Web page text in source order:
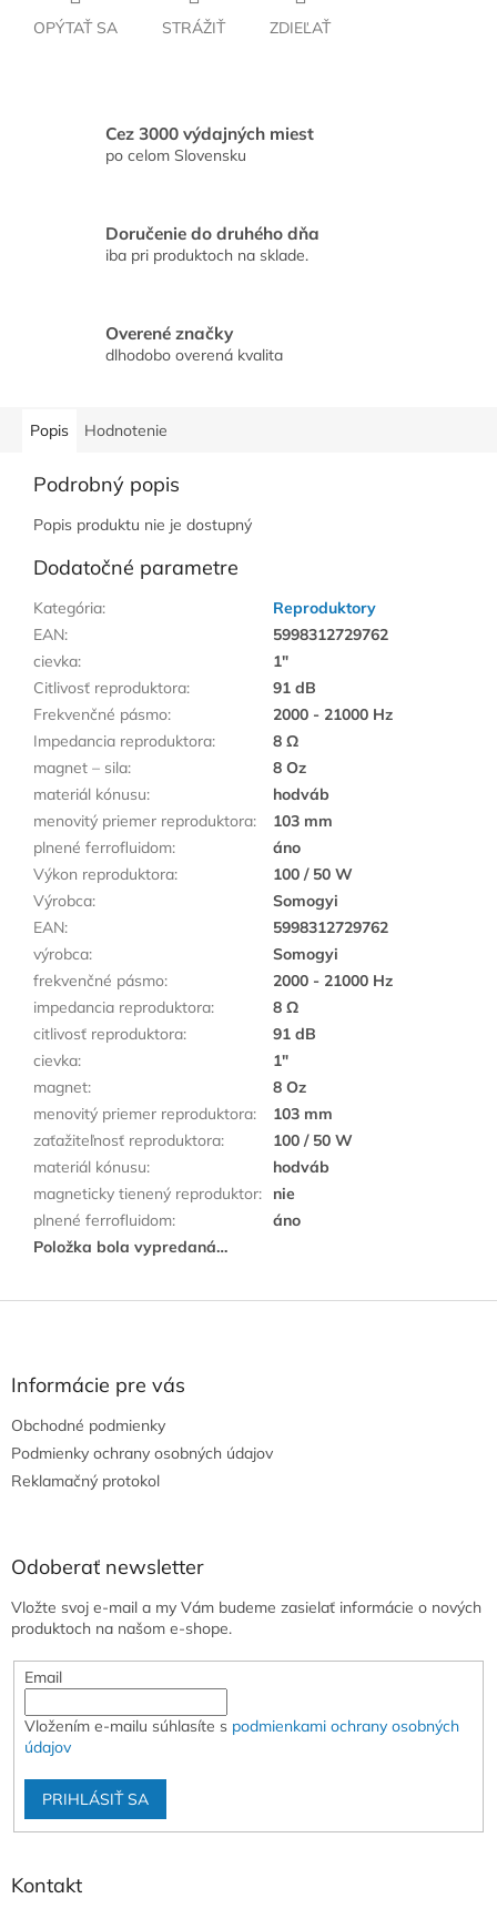
OPÝTAŤ SA STRÁŽIŤ ZDIEĽAŤ
Cez 3000 výdajných miest
po celom Slovensku
Doručenie do druhého dňa
iba pri produktoch na sklade.
Overené značky
dlhodobo overená kvalita
Popis Hodnotenie
Podrobný popis
Popis produktu nie je dostupný
Dodatočné parametre
Kategória:
Reproduktory
EAN:
5998312729762
cievka:
1"
Citlivosť reproduktora:
91 dB
Frekvenčné pásmo:
2000 - 21000 Hz
Impedancia reproduktora:
8 Ω
magnet – sila:
8 Oz
materiál kónusu:
hodváb
menovitý priemer reproduktora:
103 mm
plnené ferrofluidom:
áno
Výkon reproduktora:
100 / 50 W
Výrobca:
Somogyi
EAN:
5998312729762
výrobca:
Somogyi
frekvenčné pásmo:
2000 - 21000 Hz
impedancia reproduktora:
8 Ω
citlivosť reproduktora:
91 dB
cievka:
1"
magnet:
8 Oz
menovitý priemer reproduktora:
103 mm
zaťažiteľnosť reproduktora:
100 / 50 W
materiál kónusu:
hodváb
magneticky tienený reproduktor:
nie
plnené ferrofluidom:
áno
Položka bola vypredaná…
Informácie pre vás
Obchodné podmienky
Podmienky ochrany osobných údajov
Reklamačný protokol
Odoberať newsletter
Vložte svoj e-mail a my Vám budeme zasielať informácie o nových
produktoch na našom e-shope.
Email
Vložením e-mailu súhlasíte s podmienkami ochrany osobných
údajov
PRIHLÁSIŤ SA
Kontakt